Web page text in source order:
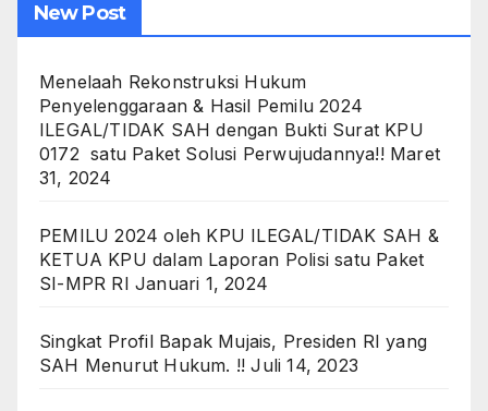
New Post
Menelaah Rekonstruksi Hukum
Penyelenggaraan & Hasil Pemilu 2024
ILEGAL/TIDAK SAH dengan Bukti Surat KPU
0172 satu Paket Solusi Perwujudannya!! Maret
31, 2024
PEMILU 2024 oleh KPU ILEGAL/TIDAK SAH &
KETUA KPU dalam Laporan Polisi satu Paket
SI-MPR RI Januari 1, 2024
Singkat Profil Bapak Mujais, Presiden RI yang
SAH Menurut Hukum. !! Juli 14, 2023